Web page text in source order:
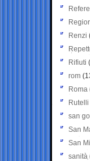
Renzi
Rifiuti
rom
Roma
Rutelli
san
San
San
sanità